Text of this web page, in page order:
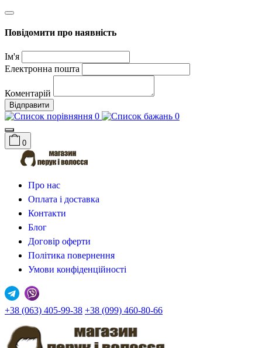
Повідомити про наявність
Ім'я
Електронна пошта
Коментарій
Відправити
0 0
0
Про нас
Оплата і доставка
Контакти
Блог
Договір оферти
Політика повернення
Умови конфіденційності
+38 (063) 405-99-38 +38 (099) 460-80-66